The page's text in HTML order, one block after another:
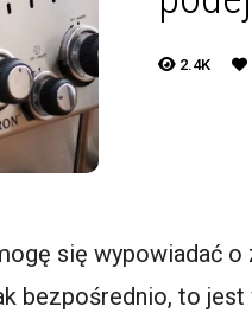
2.4K
się wypowiadać
bezpośrednio, to jest